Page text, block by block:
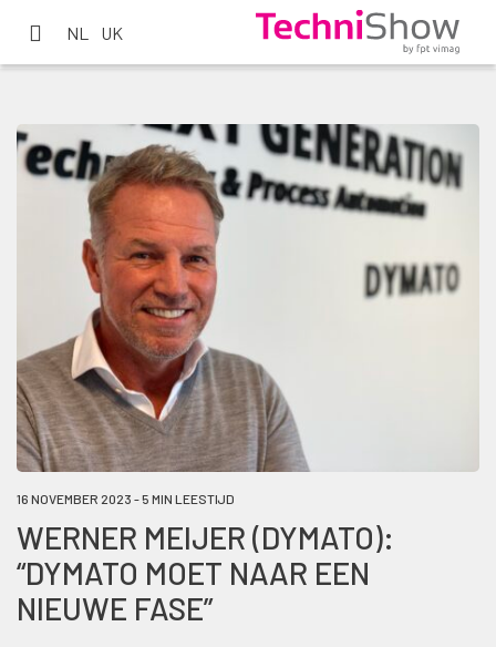
NL UK
16 NOVEMBER 2023 - 5 MIN LEESTIJD
WERNER MEIJER (DYMATO):
“DYMATO MOET NAAR EEN
NIEUWE FASE”